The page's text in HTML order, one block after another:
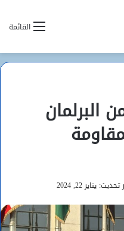
القائمة
البرلمان
يناير 22, 2024